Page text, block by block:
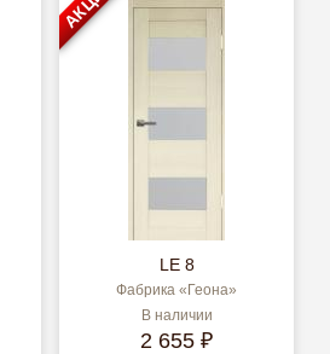
LE 8
Фабрика «Геона»
В наличии
2 655 ₽